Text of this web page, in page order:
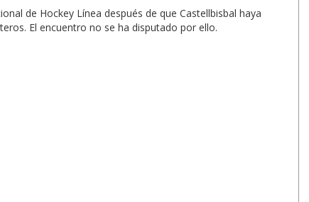
de Hockey Línea después de que Castellbisbal haya
El encuentro no se ha disputado por ello.